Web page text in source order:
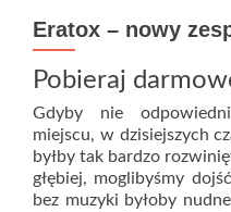
Eratox – nowy
Pobieraj
Gdyby nie
miejscu, w dzisiejszych
byłby tak bardzo
głębiej, moglibyśmy
bez muzyki byłoby